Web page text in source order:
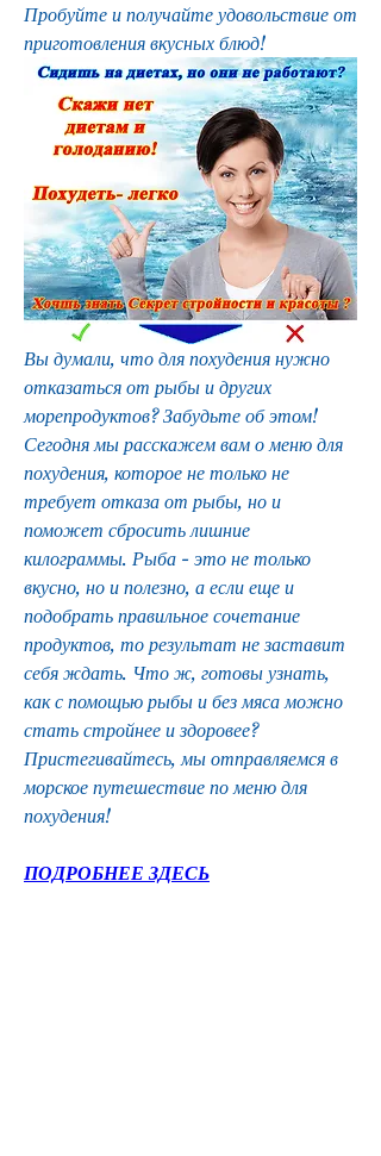
Пробуйте и получайте удовольствие от
приготовления вкусных блюд!
Вы думали, что для похудения нужно
отказаться от рыбы и других
морепродуктов? Забудьте об этом!
Сегодня мы расскажем вам о меню для
похудения, которое не только не
требует отказа от рыбы, но и
поможет сбросить лишние
килограммы. Рыба - это не только
вкусно, но и полезно, а если еще и
подобрать правильное сочетание
продуктов, то результат не заставит
себя ждать. Что ж, готовы узнать,
как с помощью рыбы и без мяса можно
стать стройнее и здоровее?
Пристегивайтесь, мы отправляемся в
морское путешествие по меню для
похудения!
ПОДРОБНЕЕ ЗДЕСЬ